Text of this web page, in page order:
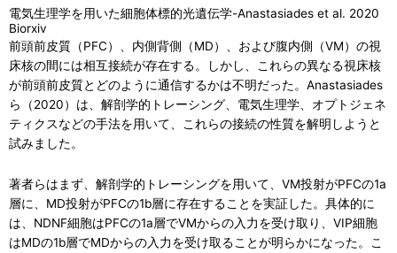
電気生理学を用いた細胞体標的光遺伝学-Anastasiades et al. 2020
Biorxiv
前頭前皮質（PFC）、内側背側（MD）、および腹内側（VM）の視
床核の間には相互接続が存在する。しかし、これらの異なる視床核
が前頭前皮質とどのように通信するかは不明だった。Anastasiades
ら（2020）は、解剖学的トレーシング、電気生理学、オプトジェネ
ティクスなどの手法を用いて、これらの接続の性質を解明しようと
試みました。
著者らはまず、解剖学的トレーシングを用いて、VM投射がPFCの1a
層に、MD投射がPFCの1b層に存在することを実証した。具体的に
は、NDNF細胞はPFCの1a層でVMからの入力を受け取り、VIP細胞
はMDの1b層でMDからの入力を受け取ることが明らかになった。こ